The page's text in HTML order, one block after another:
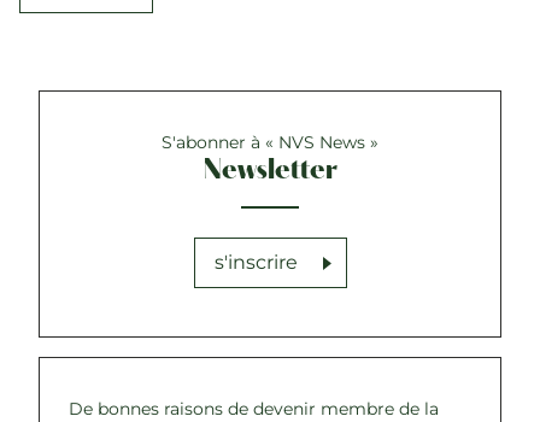
S'abonner à « NVS News »
Newsletter
s'inscrire
De bonnes raisons de devenir membre de la